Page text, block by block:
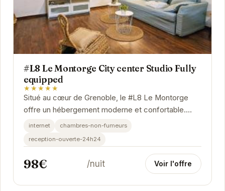
#L8 Le Montorge City center Studio Fully
equipped
★★★★★
Situé au cœur de Grenoble, le #L8 Le Montorge
offre un hébergement moderne et confortable.
Idéal pour les voyageurs d'affaires et les
internet
chambres-non-fumeurs
reception-ouverte-24h24
98€ /nuit Voir l'offre